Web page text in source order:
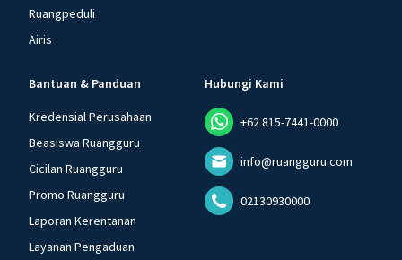
Ruangpeduli
Airis
Bantuan & Panduan
Kredensial Perusahaan
Beasiswa Ruangguru
Cicilan Ruangguru
Promo Ruangguru
Laporan Kerentanan
Layanan Pengaduan
Hubungi Kami
+62 815-7441-0000
info@ruangguru.com
02130930000